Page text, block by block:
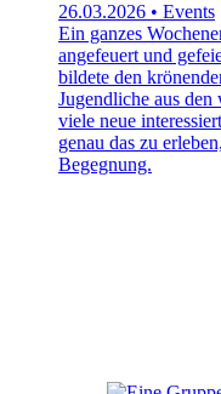
26.03.2026 • Events
Ein ganzes
angefeuert und
bildete den
Jugendliche aus
viele neue
genau das zu
Begegnung.